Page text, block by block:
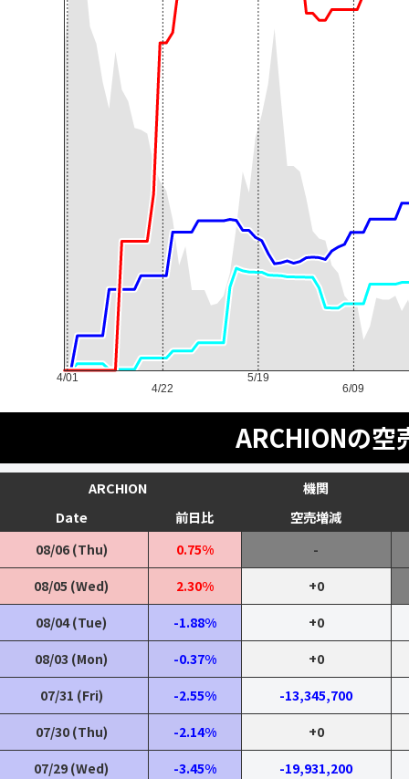
4/01
4/22
5/19
6/09
ARCHIONの空
ARCHION
機関
Date
前日比 空売増減
08/06 (Thu) 0.75%
-
08/05 (Wed)
2.30%
+0
08/04 (Tue)
-1.88%
+0
08/03 (Mon)
-0.37%
+0
07/31 (Fri)
-2.55%
-13,345,700
07/30 (Thu)
-2.14%
+0
07/29 (Wed)
-3.45%
-19,931,200